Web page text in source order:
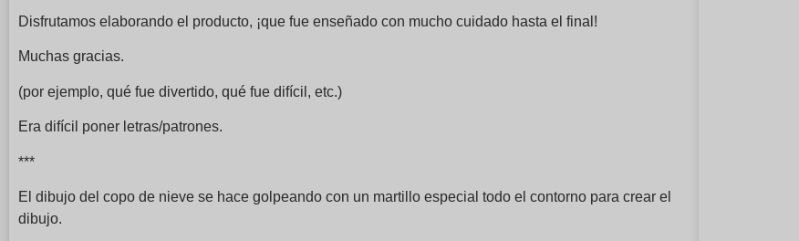
Disfrutamos elaborando el producto, ¡que fue enseñado con mucho cuidado hasta el final!
Muchas gracias.
(por ejemplo, qué fue divertido, qué fue difícil, etc.)
Era difícil poner letras/patrones.
***
El dibujo del copo de nieve se hace golpeando con un martillo especial todo el contorno para crear el
dibujo.